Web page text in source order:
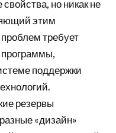
но никак не
этим
требует
поддержки
резервы
«дизайн»